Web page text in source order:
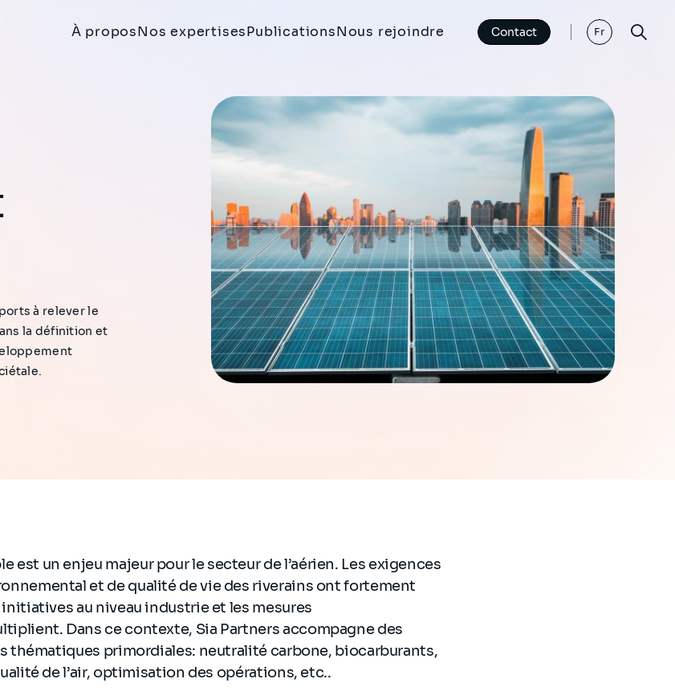
À proposNos expertisesPublicationsNous rejoindre Contact Fr
à relever le
la définition et
est un enjeu majeur pour le secteur de l’aérien. Les exigences
et de qualité de vie des riverains ont fortement
au niveau industrie et les mesures
Dans ce contexte, Sia Partners accompagne des
thématiques primordiales: neutralité carbone, biocarburants,
de l’air, optimisation des opérations, etc..